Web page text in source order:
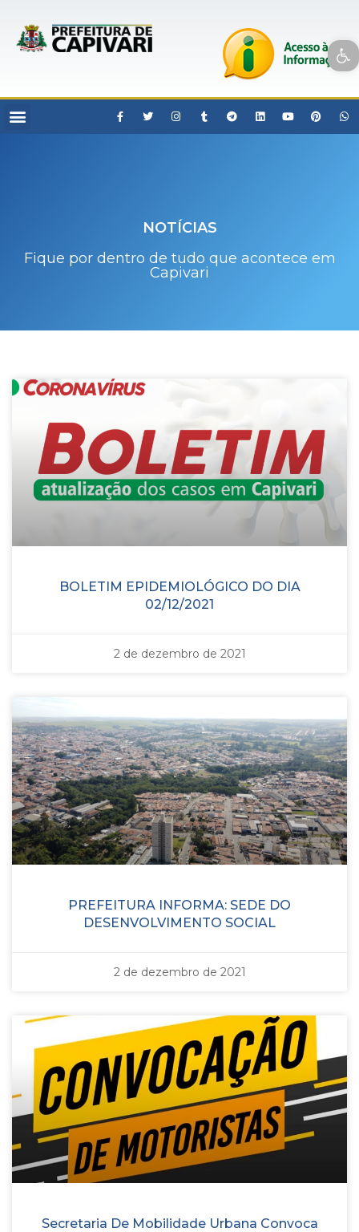
Open toolbar
NOTÍCIAS
Fique por dentro de tudo que acontece em
Capivari
BOLETIM EPIDEMIOLÓGICO DO DIA
02/12/2021
2 de dezembro de 2021
PREFEITURA INFORMA: SEDE DO
DESENVOLVIMENTO SOCIAL
2 de dezembro de 2021
Secretaria De Mobilidade Urbana Convoca